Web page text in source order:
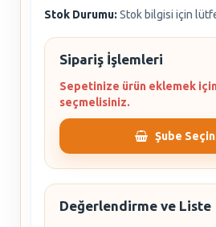
Stok Durumu: Stok bilgisi için
Sipariş İşlemleri
Sepetinize ürün eklemek
seçmelisiniz.
Şube
Değerlendirme ve Liste